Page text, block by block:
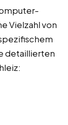
Vielzahl von
detaillierten